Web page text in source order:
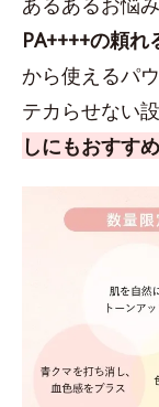
PA++++の頼れ
から使えるパ
テカらせない
しにもおすすめ